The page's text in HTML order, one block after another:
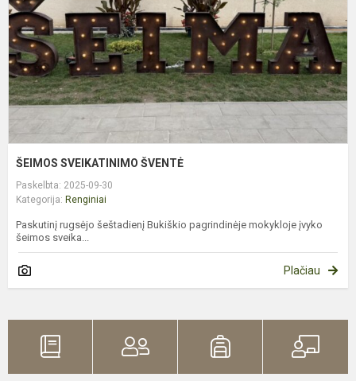
ŠEIMOS SVEIKATINIMO ŠVENTĖ
Paskelbta: 2025-09-30
Kategorija: Renginiai
Paskutinį rugsėjo šeštadienį Bukiškio pagrindinėje mokykloje įvyko
šeimos sveika...
Plačiau